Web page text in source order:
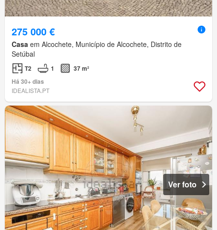
275 000 €
Casa em Alcochete, Município de Alcochete, Distrito de
Setúbal
T2 1
37 m²
Há 30+ dias
IDEALISTA.PT
Ver foto